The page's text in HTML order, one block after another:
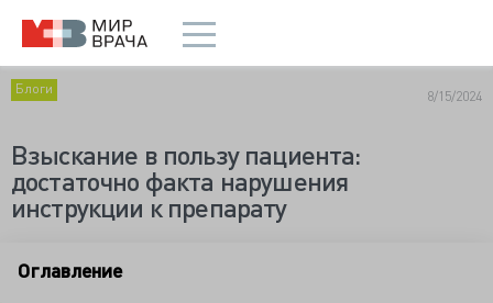
Блоги 8/15/2024
Взыскание в пользу пациента:
достаточно факта нарушения
инструкции к препарату
Оглавление